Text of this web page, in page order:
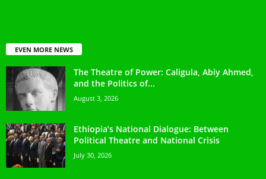
EVEN MORE NEWS
The Theatre of Power: Caligula, Abiy Ahmed,
and the Politics of...
August 3, 2026
Ethiopia’s National Dialogue: Between
Political Theatre and National Crisis
July 30, 2026